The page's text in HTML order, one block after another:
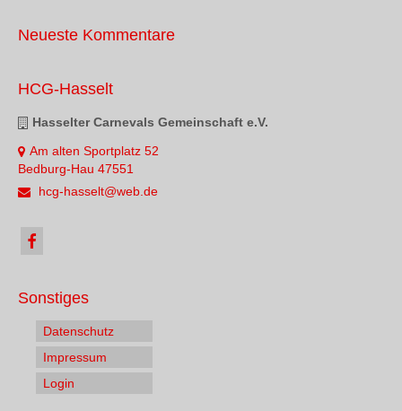
Neueste Kommentare
HCG-Hasselt
Hasselter Carnevals Gemeinschaft e.V.
Am alten Sportplatz 52
Bedburg-Hau 47551
hcg-hasselt@web.de
Sonstiges
Datenschutz
Impressum
Login